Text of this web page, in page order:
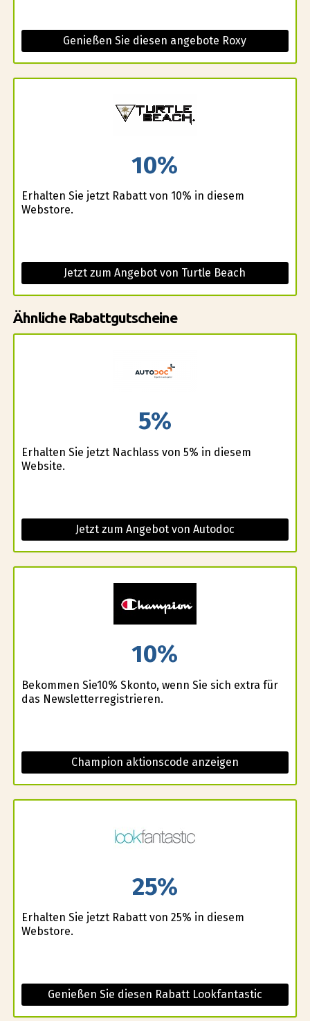
Genießen Sie diesen angebote Roxy
10%
Erhalten Sie jetzt Rabatt von 10% in diesem
Webstore.
Jetzt zum Angebot von Turtle Beach
Ähnliche Rabattgutscheine
5%
Erhalten Sie jetzt Nachlass von 5% in diesem
Website.
Jetzt zum Angebot von Autodoc
10%
Bekommen Sie10% Skonto, wenn Sie sich extra für
das Newsletterregistrieren.
Champion aktionscode anzeigen
25%
Erhalten Sie jetzt Rabatt von 25% in diesem
Webstore.
Genießen Sie diesen Rabatt Lookfantastic